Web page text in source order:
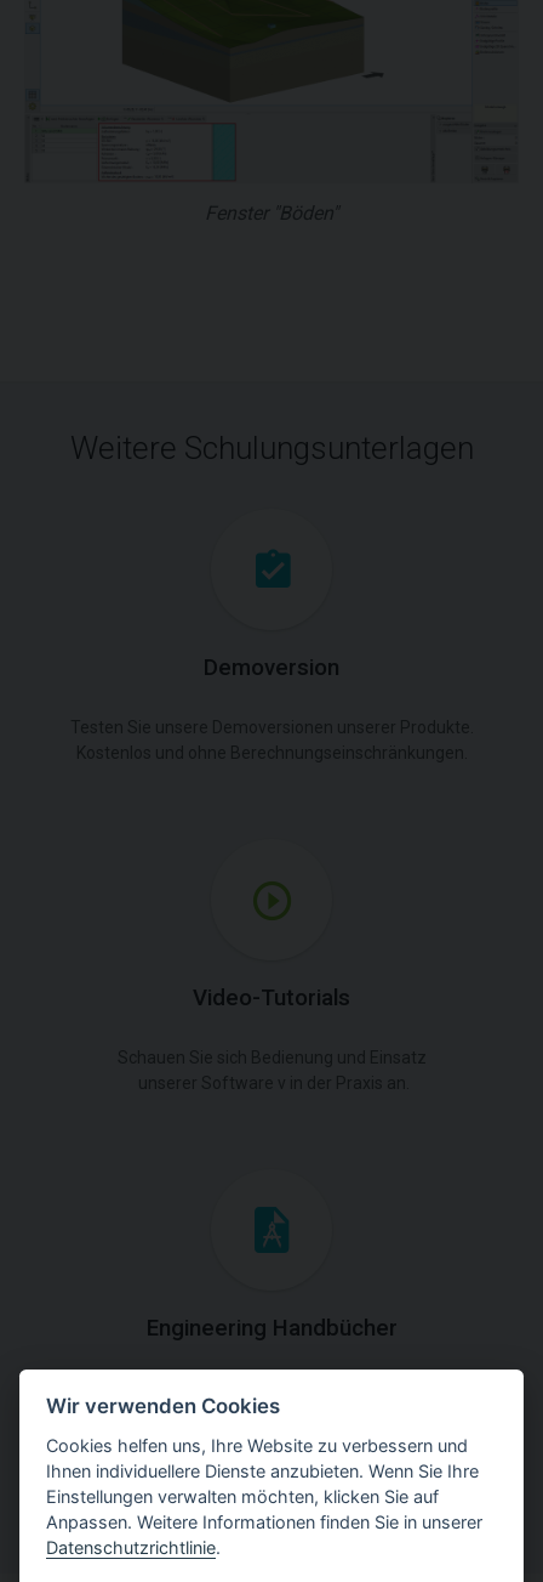
Fenster "Böden"
Weitere Schulungsunterlagen
Demoversion
Video-Tutorials
Engineering Handbücher
praktischen Erklärungen der
Programmverwendung herunter.
Wir verwenden Cookies
Cookies helfen uns, Ihre Website zu verbessern und
Ihnen individuellere Dienste anzubieten. Wenn Sie Ihre
Einstellungen verwalten möchten, klicken Sie auf
Anpassen. Weitere Informationen finden Sie in unserer
Datenschutzrichtlinie.